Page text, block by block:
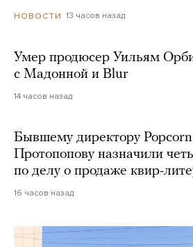
НОВОСТИ 13 часов назад
Умер продюсер Уильям
с Мадонной и Blur
14 часов назад
Бывшему директору
Протопопову назначили
по делу о продаже квир-
16 часов назад